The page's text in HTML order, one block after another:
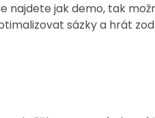
jak demo, tak
sázky a hrát